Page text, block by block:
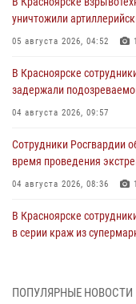
уничтожили
05 августа 2026, 04:52 1
В Красноярске
задержали
04 августа 2026, 09:57
Сотрудники Росгвардии
время проведения
04 августа 2026, 08:36 1
В Красноярске
в серии краж из
Военнослужащие
ПОПУЛЯРНЫЕ НОВОСТИ